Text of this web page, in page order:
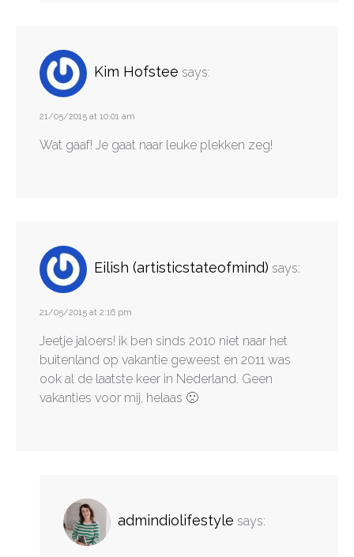
Kim Hofstee says:
21/05/2015 at 10:01 am
Wat gaaf! Je gaat naar leuke plekken zeg!
Eilish (artisticstateofmind) says:
21/05/2015 at 2:16 pm
Jeetje jaloers! ik ben sinds 2010 niet naar het
buitenland op vakantie geweest en 2011 was
ook al de laatste keer in Nederland. Geen
vakanties voor mij, helaas 🙁
admindiolifestyle says: